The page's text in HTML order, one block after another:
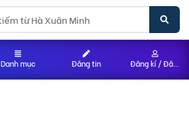
Danh mục Đăng tin